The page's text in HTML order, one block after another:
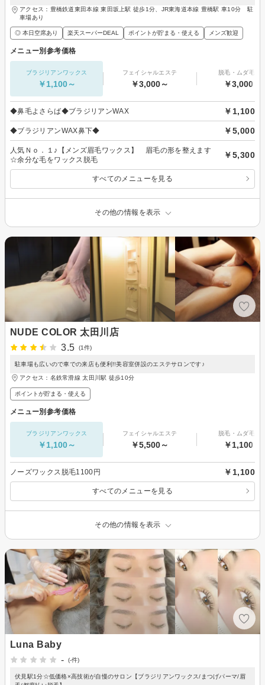
アクセス：豊橋鉄道東田本線 東田坂上駅 徒歩1分、JR東海道本線 豊橋駅 車10分 駐
車場あり
◎ 本日空席あり 楽天スーパーDEAL ポイントが貯まる・使える メンズ歓迎
メニュー別参考価格
ブラジリアンワックス
￥1,100～
フェイシャルエステ
￥3,000～
脱毛・ムダ毛処
￥3,000～
◆鼻毛よさらば◆ブラジリアンWAX ￥1,100
◆ブラジリアンWAX鼻下◆ ￥5,000
人気Ｎｏ．１♪【メンズ眉毛ワックス】 眉毛の形を整えます
☆余分な毛をワックス脱毛
￥5,300
すべてのメニューを見る
その他の情報を表示
NUDE COLOR 太田川店
3.5
(1件)
駐車場も広いので車での来店も便利!!美容室併設のエステサロンです♪
アクセス：名鉄常滑線 太田川駅 徒歩10分
ポイントが貯まる・使える
メニュー別参考価格
ブラジリアンワックス
￥1,100～
フェイシャルエステ
￥5,500～
脱毛・ムダ毛処
￥1,100～
ノーズワックス脱毛1100円 ￥1,100
すべてのメニューを見る
その他の情報を表示
Luna Baby
-
(-件)
伏見駅1分☆低価格×高技術が自慢のサロン【ブラジリアンワックス/まつげパーマ/眉